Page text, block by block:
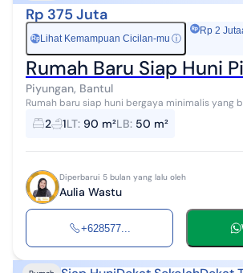
Rp 375 Juta
Rp Lihat Kemampuan Cicilan-mu ⓘ
Rp 2
Rumah Baru Siap Huni
Piyungan, Bantul
Rumah baru siap huni bergaya minimalis yang
Srimartani, Piyungan, Bantul. Berada di
akses mudah menuju RSUD P...
2 1LT: 90 m²LB: 50 m²
Diperbarui 5 bulan yang lalu oleh
Aulia Wastu
+628577...